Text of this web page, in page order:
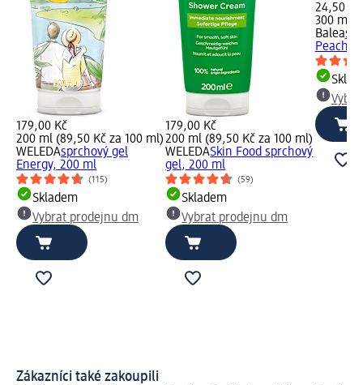
179,00 Kč
200 ml (89,50 Kč za 100 ml)
WELEDAsprchový gel
Energy, 200 ml
(115)
Skladem
Vybrat prodejnu dm
179,00 Kč
200 ml (89,50 Kč za 100 ml)
WELEDASkin Food sprchový
gel, 200 ml
(59)
Skladem
Vybrat prodejnu dm
24,50 Kč
300 ml
Balea
Peach,
Zákazníci také zakoupili